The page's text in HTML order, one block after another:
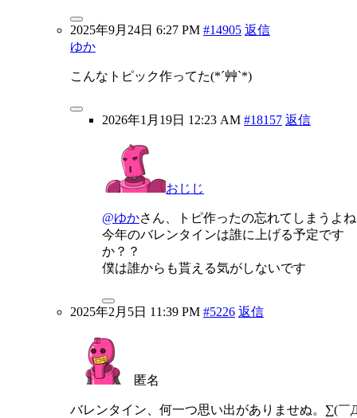
2025年9月24日 6:27 PM #14905 返信
ゆか
こんなトピック作ってた(*´艸`*)
2026年1月19日 12:23 AM #18157 返信
おじじ
@ゆかさん、トピ作ったの忘れてしまうよね
今年のバレンタインは誰に上げる予定です
か？？
僕は誰からも貰える気がしないです
2025年2月5日 11:39 PM #5226 返信
匿名
バレンタイン、何一つ思い出がありませぬ。∑(￣